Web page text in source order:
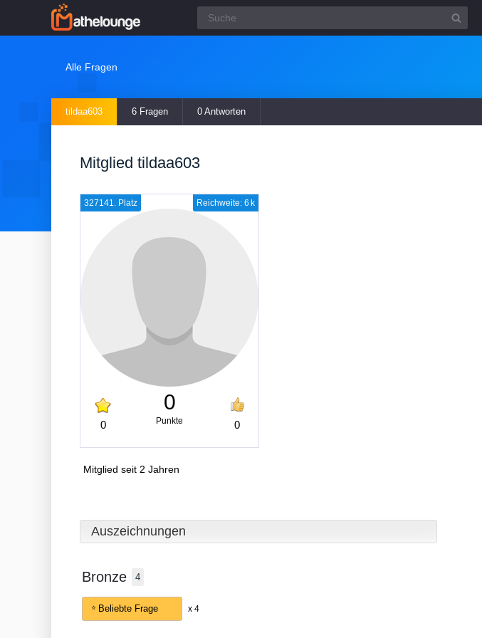
Alle Fragen
tildaa603 6 Fragen 0 Antworten
Mitglied tildaa603
Reichweite: 6 k
327141. Platz
0
0
Punkte 0
Mitglied seit 2 Jahren
Auszeichnungen
Bronze 4
Beliebte Frage x 4